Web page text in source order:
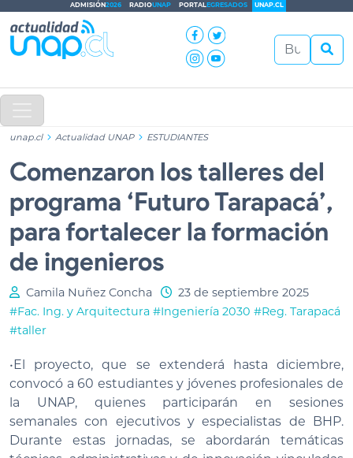
ADMISIÓN2026 RADIOUNAP PORTALEGRESADOS UNAP.CL
unap.cl Actualidad UNAP ESTUDIANTES
Comenzaron los talleres del
programa ‘Futuro Tarapacá’,
para fortalecer la formación
de ingenieros
Camila Nuñez Concha
23 de septiembre 2025
#Fac. Ing. y Arquitectura #Ingeniería 2030 #Reg. Tarapacá
#taller
•El proyecto, que se extenderá hasta diciembre,
convocó a 60 estudiantes y jóvenes profesionales de
la UNAP, quienes participarán en sesiones
semanales con ejecutivos y especialistas de BHP.
Durante estas jornadas, se abordarán temáticas